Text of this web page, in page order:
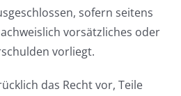
sofern seitens
vorsätzliches oder
vorliegt.
das Recht vor, Teile